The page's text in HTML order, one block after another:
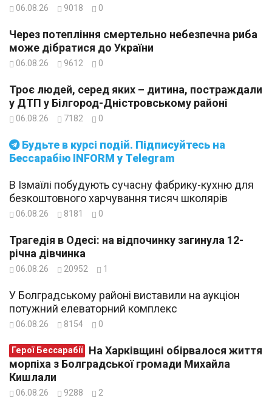
Будьте в курсі подій. Підписуйтесь на
Бессарабію INFORM у Telegram
06.08.26 9018 0
Через потепління смертельно небезпечна риба
може дібратися до України
06.08.26 9612 0
Троє людей, серед яких – дитина, постраждали
у ДТП у Білгород-Дністровському районі
06.08.26 7182 0
В Ізмаїлі побудують сучасну фабрику-кухню для
безкоштовного харчування тисяч школярів
06.08.26 8181 0
Трагедія в Одесі: на відпочинку загинула 12-
річна дівчинка
06.08.26 20952 1
У Болградському районі виставили на аукціон
потужний елеваторний комплекс
06.08.26 8154 0
Герої Бессарабії
морпіха з Болградської громади Михайла
Кишлали
06.08.26 9288 2